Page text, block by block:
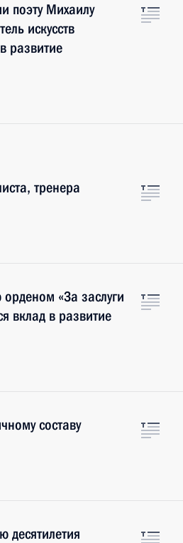
поэту Михаилу
искусств
развитие
тренера
«За заслуги
вклад в развитие
составу
десятилетия